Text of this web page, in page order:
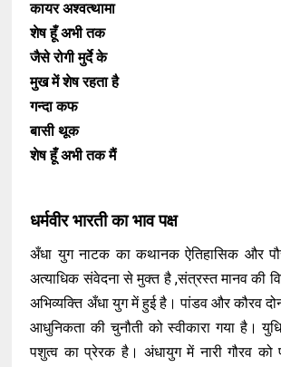
कायर अश्वत्थामा
शेष हूँ अभी तक
जैसे रोगी मुर्दे के
मुख में शेष रहता है
गन्दा कफ
बासी थूक
शेष हूँ अभी तक मैं
धर्मवीर भारती का भाव पक्ष
अँधा युग नाटक का कथानक ऐतिहासिक और
अत्याधिक संवेदना से मुक्त है ,संत्रस्त मानव की
अभिव्यक्ति अँधा युग में हुई है। पांडव और कौरव
आधुनिकता की चुनौती को स्वीकारा गया है।
पशुत्व का प्रेरक है। अंधायुग में नारी गौरव को